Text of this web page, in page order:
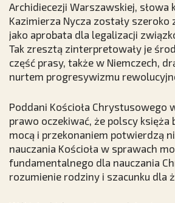
Archidiecezji Warszawskiej, słowa
Kazimierza Nycza zostały
jako aprobata dla legalizacji
Tak zresztą zinterpretowały je
część prasy, także w Niemczech,
nurtem progresywizmu
Poddani Kościoła Chrystusowego
prawo oczekiwać, że polscy księża
mocą i przekonaniem potwierdzą
nauczania Kościoła w sprawach
fundamentalnego dla nauczania
rozumienie rodziny i szacunku dla